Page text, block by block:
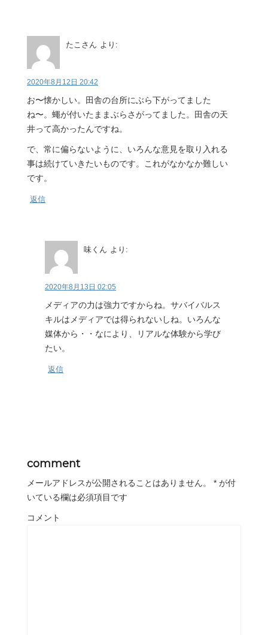
たこさん より:
2020年8月12日 20:42
お〜懐かしい。田舎の台所にぶら下がってました
ね〜。蠅が付いたままぶらさがってました。田舎の天
井って高かったんですね。
で、常に偏らないように、いろんな意見を取り入れる
事は続けていきたいものです。これがなかなか難しい
です。
返信
味くん より:
2020年8月13日 02:05
メディアの力は強力ですからね。サバイバルス
キルはメディアでは得られないしね。いろんな
媒体から・・なにより、リアルな体験から学び
たい。
返信
comment
メールアドレスが公開されることはありません。 * が付
いている欄は必須項目です
コメント